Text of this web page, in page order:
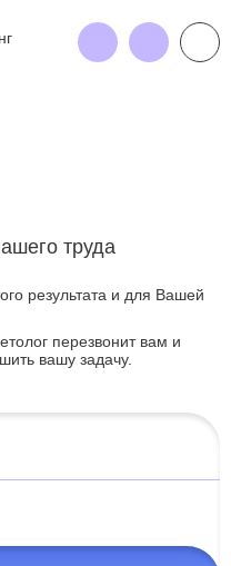
труда
результата и для Вашей
перезвонит вам и
вашу задачу.